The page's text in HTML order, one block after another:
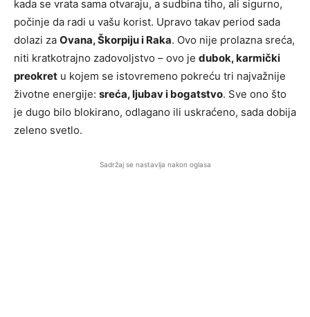
kada se vrata sama otvaraju, a sudbina tiho, ali sigurno,
počinje da radi u vašu korist. Upravo takav period sada
dolazi za Ovana, Škorpiju i Raka. Ovo nije prolazna sreća,
niti kratkotrajno zadovoljstvo – ovo je dubok, karmički
preokret u kojem se istovremeno pokreću tri najvažnije
životne energije: sreća, ljubav i bogatstvo. Sve ono što
je dugo bilo blokirano, odlagano ili uskraćeno, sada dobija
zeleno svetlo.
Sadržaj se nastavlja nakon oglasa